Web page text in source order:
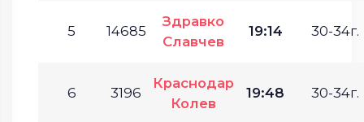
5 14685
Здравко
Славчев
19:14 30-34г.
6 3196
Краснодар
Колев
19:48 30-34г.